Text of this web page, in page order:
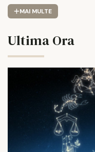
MAI MULTE
Ultima Ora